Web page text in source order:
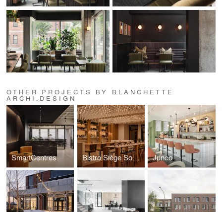
OTHER PROJECTS BY BLANCHETTE
ARCHI.DESIGN
SmartCentres Bistro Siège Social Junco